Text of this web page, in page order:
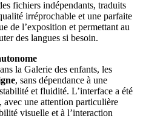
fichiers indépendants, traduits
irréprochable et une parfaite
de l’exposition et permettant au
des langues si besoin.
la Galerie des enfants, les
, sans dépendance à une
et fluidité. L’interface a été
une attention particulière
visuelle et à l’interaction